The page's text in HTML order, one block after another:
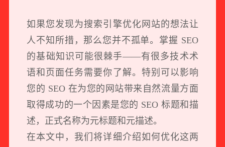
品牌形象设计
外贸独立站
如果您发现为搜索引擎优化网站的想法让
人不知所措，那么您并不孤单。掌握 SEO
的基础知识可能很棘手——有很多技术术
语和页面任务需要你了解。特别可以影响
您的 SEO 在为您的网站带来自然流量方面
取得成功的一个因素是您的 SEO 标题和描
述，正式名称为元标题和元描述。
在本文中，我们将详细介绍如何优化这两